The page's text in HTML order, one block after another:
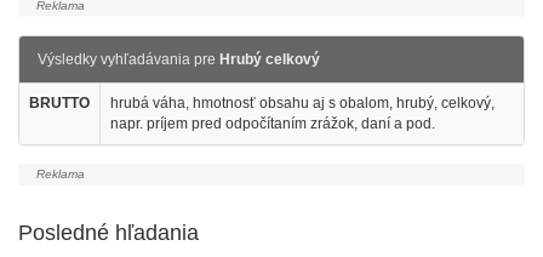
Výsledky vyhľadávania pre Hrubý celkový
BRUTTO
hrubá váha, hmotnosť obsahu aj s obalom, hrubý, celkový,
napr. príjem pred odpočítaním zrážok, daní a pod.
Posledné hľadania